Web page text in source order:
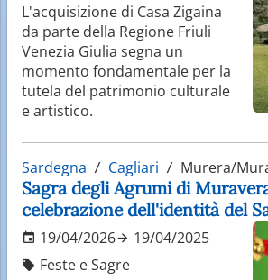
L'acquisizione di Casa Zigaina
da parte della Regione Friuli
Venezia Giulia segna un
momento fondamentale per la
tutela del patrimonio culturale
e artistico.
Sardegna Cagliari Murera/
Sagra degli Agrumi di
celebrazione dell'identità del
19/04/2026
19/04/2025
Feste e Sagre